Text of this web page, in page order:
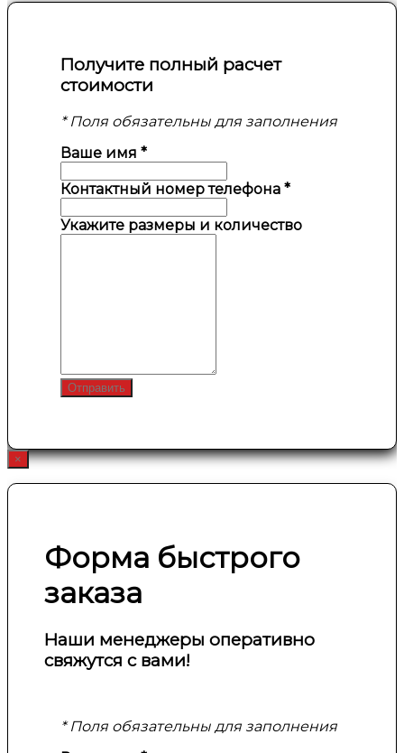
Получите полный расчет
стоимости
* Поля обязательны для заполнения
Ваше имя *
Контактный номер телефона *
Укажите размеры и количество
Отправить
×
Форма быстрого
заказа
Наши менеджеры оперативно
свяжутся с вами!
* Поля обязательны для заполнения